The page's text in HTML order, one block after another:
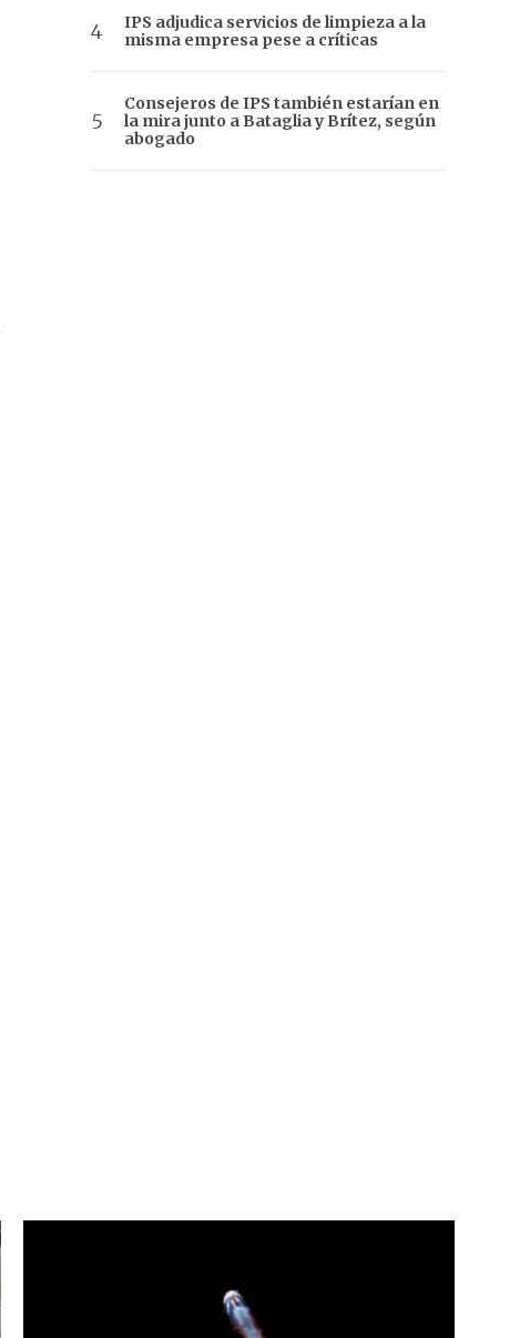
IPS adjudica servicios de limpieza a la
misma empresa pese a críticas
Consejeros de IPS también estarían en
la mira junto a Bataglia y Brítez, según
abogado